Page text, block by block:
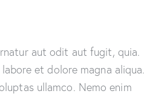
aut odit aut fugit, quia.
et dolore magna aliqua.
ullamco. Nemo enim